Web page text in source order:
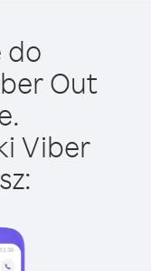
do
Out
Viber